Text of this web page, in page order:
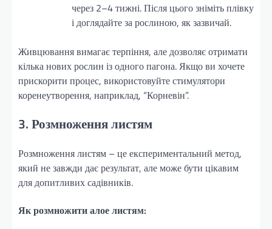
через 2–4 тижні. Після цього зніміть плівку
і доглядайте за рослиною, як зазвичай.
Живцювання вимагає терпіння, але дозволяє отримати
кілька нових рослин із одного пагона. Якщо ви хочете
прискорити процес, використовуйте стимулятори
коренеутворення, наприклад, “Корневін”.
3. Розмноження листям
Розмноження листям – це експериментальний метод,
який не завжди дає результат, але може бути цікавим
для допитливих садівників.
Як розмножити алое листям: